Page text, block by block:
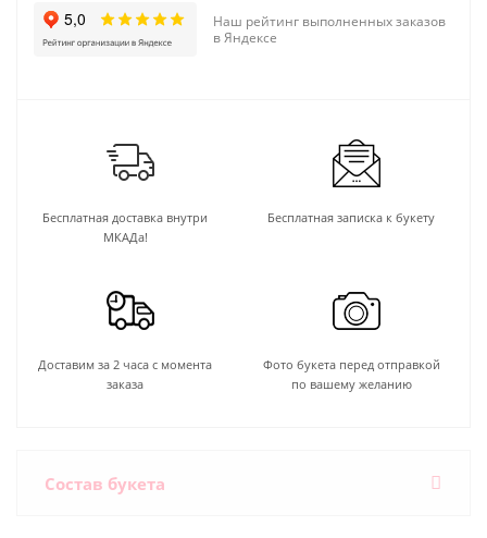
Наш рейтинг выполненных заказов
в Яндексе
Бесплатная доставка внутри
МКАДа!
Бесплатная записка к букету
Доставим за 2 часа с момента
заказа
Фото букета перед отправкой
по вашему желанию
Состав букета